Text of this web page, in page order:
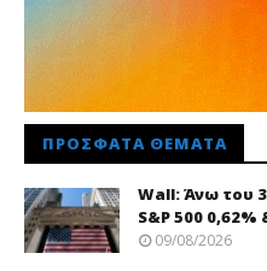
ΠΡΌΣΦΑΤΑ ΘΈΜΑΤΑ
Wall: Άνω του
S&P 500
09/08/2026